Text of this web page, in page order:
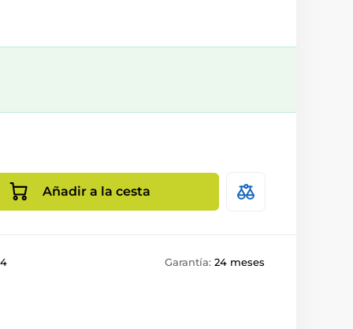
Añadir a la cesta
Garantía: 24 meses